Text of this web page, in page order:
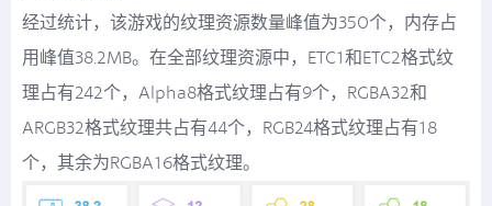
经过统计，该游戏的纹理资源数量峰值为350个，内存占
用峰值38.2MB。在全部纹理资源中，ETC1和ETC2格式纹
理占有242个，Alpha8格式纹理占有9个，RGBA32和
ARGB32格式纹理共占有44个，RGB24格式纹理占有18
个，其余为RGBA16格式纹理。